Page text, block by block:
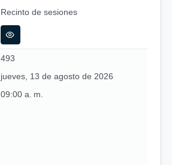
Recinto de sesiones
493
jueves, 13 de agosto de 2026
09:00 a. m.